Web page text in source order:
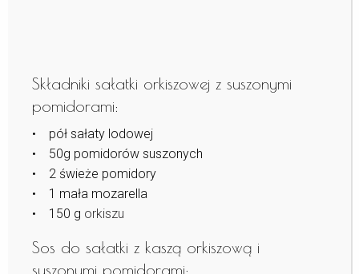
Składniki sałatki orkiszowej z suszonymi
pomidorami:
• pół sałaty lodowej
• 50g pomidorów suszonych
• 2 świeże pomidory
• 1 mała mozarella
• 150 g orkiszu
Sos do sałatki z kaszą orkiszową i
suszonymi pomidorami: